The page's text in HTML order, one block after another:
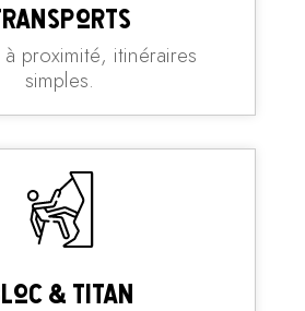
à proximité, itinéraires
simples.
& Titan